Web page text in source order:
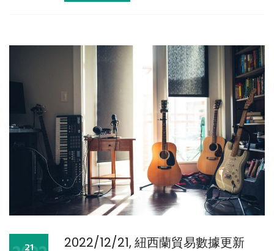
2022/12/21, 紐西蘭貿易數據更新